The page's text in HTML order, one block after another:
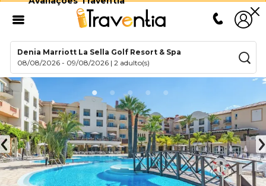
Denia Marriott La Sella Golf Resort & Spa
08/08/2026 - 09/08/2026 |2 adulto(s)